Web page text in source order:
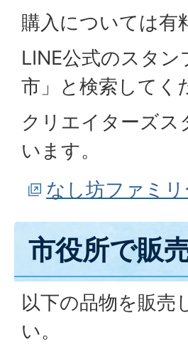
購入については有
LINE公式のスタ
市」と検索してく
クリエイターズ
います。
なし坊ファミ
市役所で販
以下の品物を販売
い。